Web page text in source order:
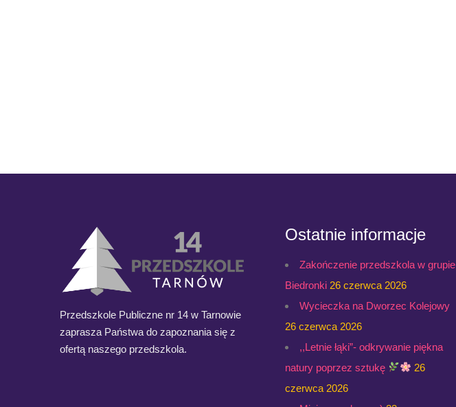
Przedszkole Publiczne nr 14 w Tarnowie
zaprasza Państwa do zapoznania się z
ofertą naszego przedszkola.
Ostatnie informacje
Zakończenie przedszkola w grupie
Biedronki 26 czerwca 2026
Wycieczka na Dworzec Kolejowy
26 czerwca 2026
,,Letnie łąki”- odkrywanie piękna
natury poprzez sztukę
26
czerwca 2026